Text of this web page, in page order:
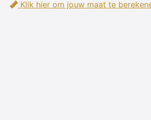
Klik hier om jouw maat te